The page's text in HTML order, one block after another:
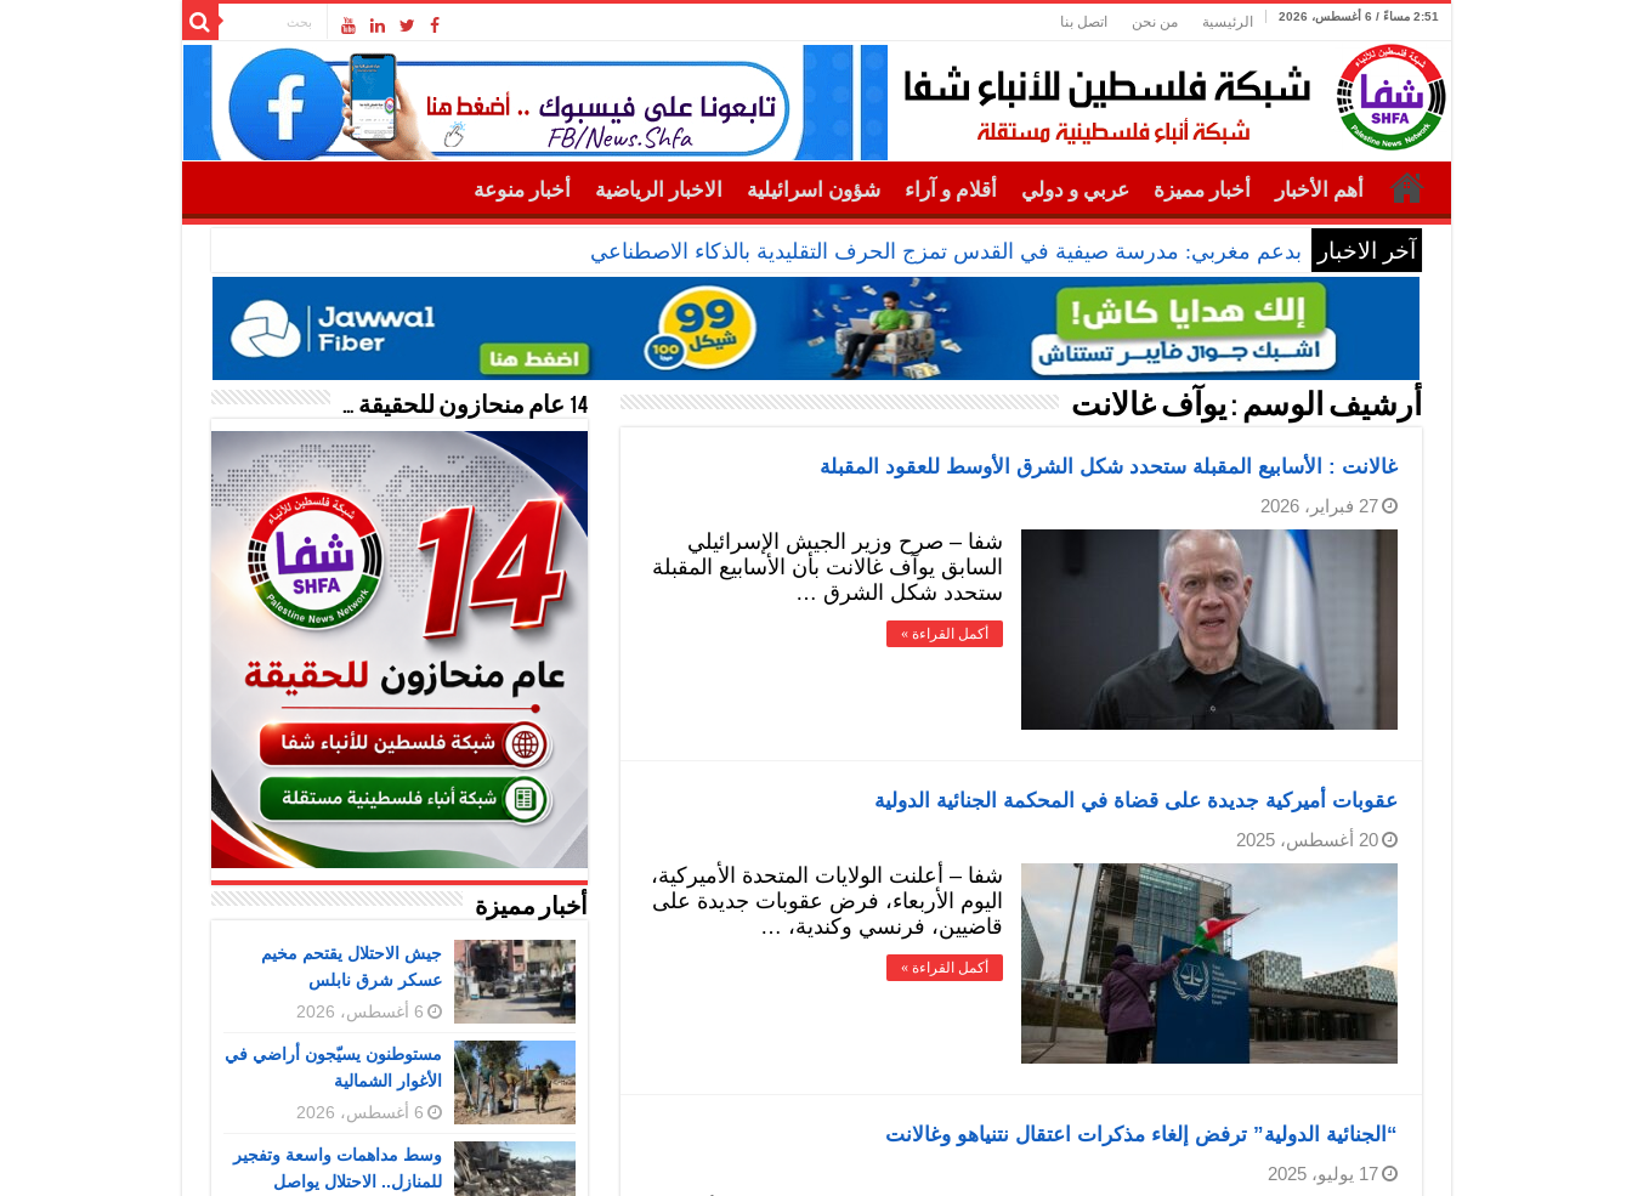
2:51 مساءً / 6 أغسطس، 2026 الرئيسية من نحن اتصل بنا
أهم الأخبار أخبار مميزة عربي و دولي أقلام و آراء شؤون اسرائيلية الاخبار الرياضية أخبار منوعة
آخر الاخبار بدعم مغربي: مدرسة صيفية في القدس تمزج الحرف التقليدية بالذكاء الاصطناعي
أرشيف الوسم : يوآف غالانت
غالانت : الأسابيع المقبلة ستحدد شكل الشرق الأوسط للعقود المقبلة
27 فبراير، 2026
شفا – صرح وزير الجيش الإسرائيلي
السابق يوآف غالانت بأن الأسابيع المقبلة
ستحدد شكل الشرق …
أكمل القراءة »
عقوبات أميركية جديدة على قضاة في المحكمة الجنائية الدولية
20 أغسطس، 2025
شفا – أعلنت الولايات المتحدة الأميركية،
اليوم الأربعاء، فرض عقوبات جديدة على
قاضيين، فرنسي وكندية، …
أكمل القراءة »
“الجنائية الدولية” ترفض إلغاء مذكرات اعتقال نتنياهو وغالانت
17 يوليو، 2025
14 عام منحازون للحقيقة …
أخبار مميزة
جيش الاحتلال يقتحم مخيم
عسكر شرق نابلس
6 أغسطس، 2026
مستوطنون يسيّجون أراضي في
الأغوار الشمالية
6 أغسطس، 2026
وسط مداهمات واسعة وتفجير
للمنازل.. الاحتلال يواصل